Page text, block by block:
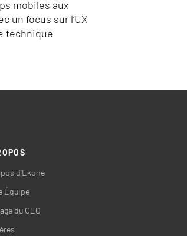
mobiles aux
un focus sur l’UX
technique
d’Ekohe
Équipe
du CEO